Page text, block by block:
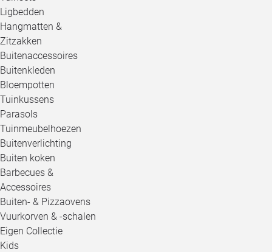
Ligbedden
Hangmatten &
Zitzakken
Buitenaccessoires
Buitenkleden
Bloempotten
Tuinkussens
Parasols
Tuinmeubelhoezen
Buitenverlichting
Buiten koken
Barbecues &
Accessoires
Buiten- & Pizzaovens
Vuurkorven & -schalen
Eigen Collectie
Kids